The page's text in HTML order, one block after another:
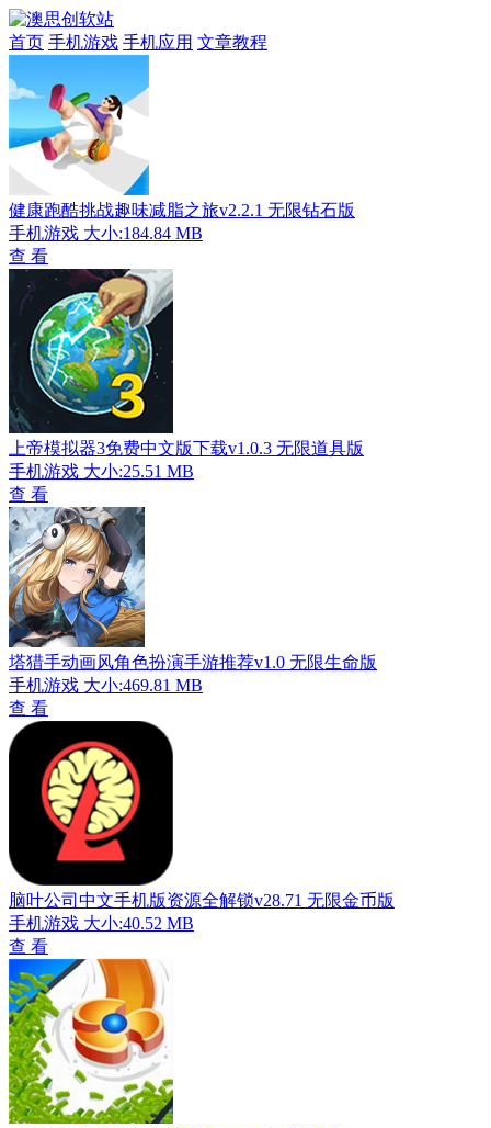
首页 手机游戏 手机应用 文章教程
健康跑酷挑战趣味减脂之旅v2.2.1 无限钻石版
手机游戏 大小:184.84 MB
查 看
上帝模拟器3免费中文版下载v1.0.3 无限道具版
手机游戏 大小:25.51 MB
查 看
塔猎手动画风角色扮演手游推荐v1.0 无限生命版
手机游戏 大小:469.81 MB
查 看
脑叶公司中文手机版资源全解锁v28.71 无限金币版
手机游戏 大小:40.52 MB
查 看